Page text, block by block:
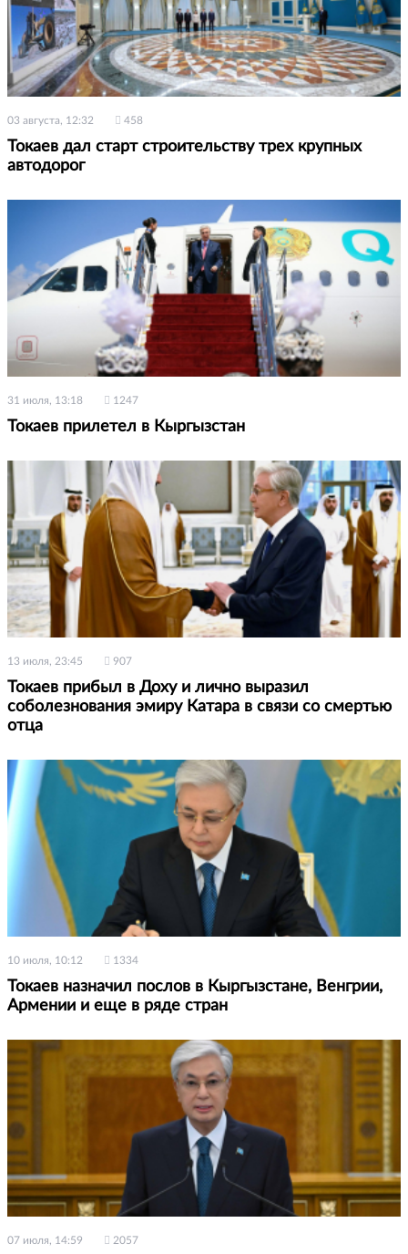
03 августа, 12:32 458
Токаев дал старт строительству трех крупных
автодорог
31 июля, 13:18 1247
Токаев прилетел в Кыргызстан
13 июля, 23:45 907
Токаев прибыл в Доху и лично выразил
соболезнования эмиру Катара в связи со смертью
отца
10 июля, 10:12 1334
Токаев назначил послов в Кыргызстане, Венгрии,
Армении и еще в ряде стран
07 июля, 14:59 2057